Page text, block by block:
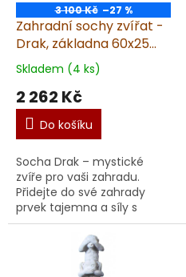
3 100 Kč –27 %
Zahradní sochy zvířat -
Drak, základna 60x25
cm, 11 kg, pískovec
Skladem (4 ks)
2 262 Kč
Do košíku
Socha Drak – mystické
zvíře pro vaši zahradu.
Přidejte do své zahrady
prvek tajemna a síly s
působivou sochou, soškou
draka. Na základně o
rozměrech 60 × 25 cm se